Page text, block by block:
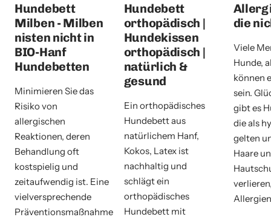
Hundebett
Milben - Milben
nisten nicht in
BIO-Hanf
Hundebetten
Minimieren Sie das
Risiko von
allergischen
Reaktionen, deren
Behandlung oft
kostspielig und
zeitaufwendig ist. Eine
vielversprechende
Präventionsmaßnahme
Hundebett
orthopädisch |
Hundekissen
orthopädisch |
natürlich &
gesund
Ein orthopädisches
Hundebett aus
natürlichem Hanf,
Kokos, Latex ist
nachhaltig und
schlägt ein
orthopädisches
Hundebett mit
die
Viele
Hunde,
können
sein.
gibt es
die als
gelten
Haare